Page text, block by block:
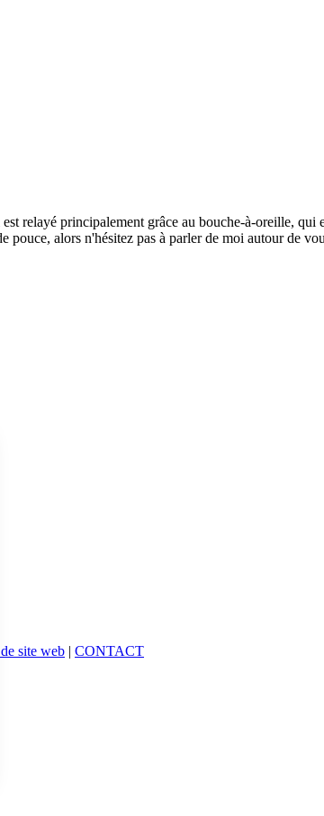
relayé principalement grâce au bouche-à-oreille,
pouce, alors n'hésitez pas à parler de moi autour de
de site web | CONTACT